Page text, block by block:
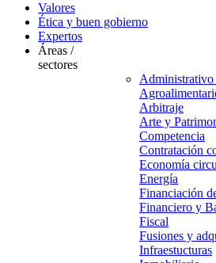
Valores
Ética y buen gobierno
Expertos
Áreas /
sectores
Administrativo
Arbitraje
Arte y
Competencia
Contratación
Economía
Energía
Financiación
Financiero y
Fiscal
Fusiones y
Infraestucturas